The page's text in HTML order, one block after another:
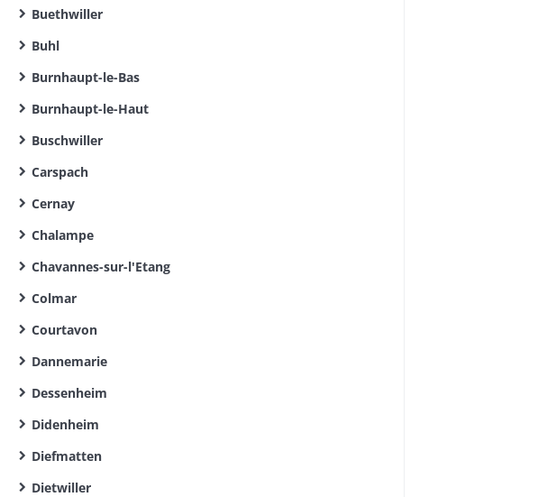
Buethwiller
Buhl
Burnhaupt-le-Bas
Burnhaupt-le-Haut
Buschwiller
Carspach
Cernay
Chalampe
Chavannes-sur-l'Etang
Colmar
Courtavon
Dannemarie
Dessenheim
Didenheim
Diefmatten
Dietwiller